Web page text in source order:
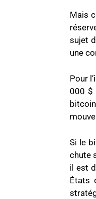
Mais
sujet
une
Pour
000 $
Si le
chute
il est
États